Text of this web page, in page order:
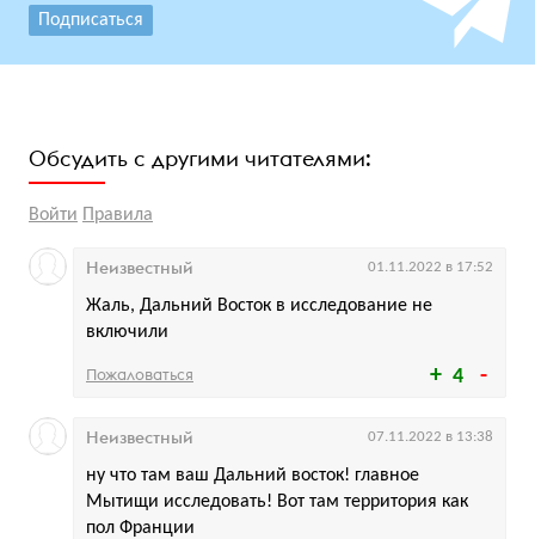
Подписаться
Обсудить с другими читателями:
Войти Правила
4
Жаль, Дальний Восток в исследование не
включили
Неизвестный 01.11.2022 в 17:52
Пожаловаться
ну что там ваш Дальний восток! главное
Мытищи исследовать! Вот там территория как
пол Франции
Неизвестный 07.11.2022 в 13:38